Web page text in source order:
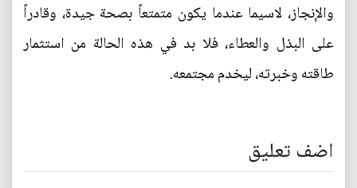
والإنجاز، لاسيما عندما يكون متمتعاً بصحة جيدة، وقادراً
على البذل والعطاء، فلا بد في هذه الحالة من استثمار
طاقته وخبرته، ليخدم مجتمعه.
اضف تعليق